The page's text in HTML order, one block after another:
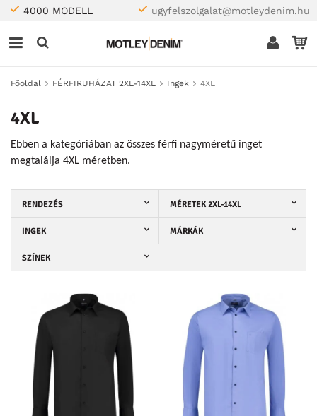
4000 MODELL ugyfelszolgalat@motleydenim.hu
Főoldal FÉRFIRUHÁZAT 2XL-14XL Ingek 4XL
4XL
Ebben a kategóriában az összes férfi nagyméretű inget
megtalálja 4XL méretben.
RENDEZÉS MÉRETEK 2XL-14XL
INGEK MÁRKÁK
SZÍNEK